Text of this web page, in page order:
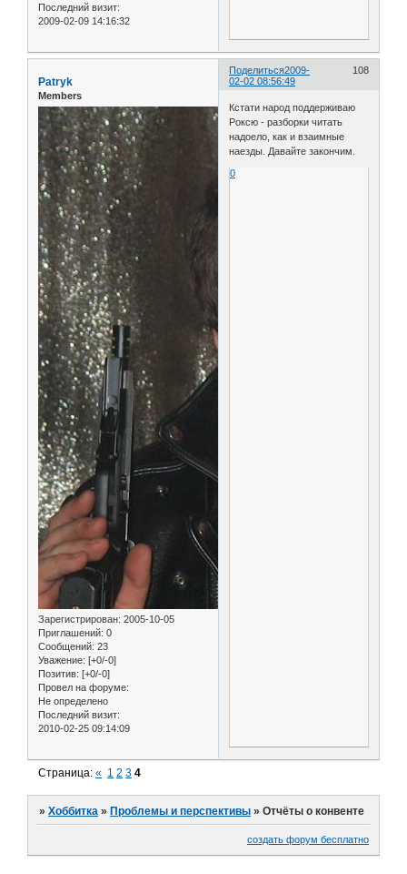
Последний визит:
2009-02-09 14:16:32
Поделиться 108
2009-
02-02 08:56:49
Patryk
Members
Зарегистрирован: 2005-10-05
Приглашений: 0
Сообщений: 23
Уважение: [+0/-0]
Позитив: [+0/-0]
Провел на форуме:
Не определено
Последний визит:
2010-02-25 09:14:09
Кстати народ поддерживаю
Роксю - разборки читать
надоело, как и взаимные
наезды. Давайте закончим.
0
Страница:« 1 2 3 4
»Хоббитка »Проблемы и перспективы »Отчёты о конвенте
создать форум бесплатно